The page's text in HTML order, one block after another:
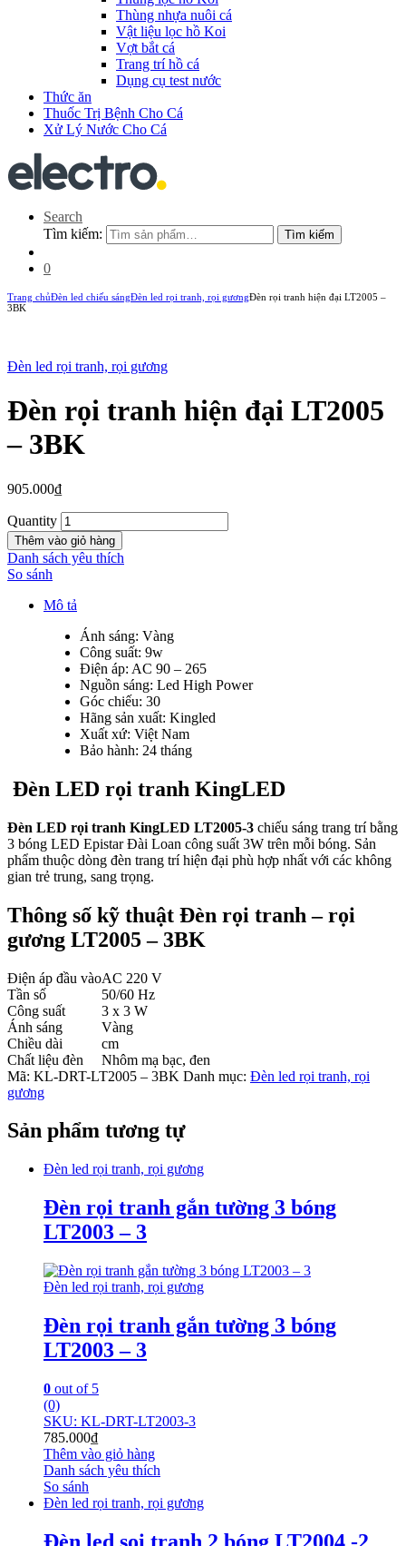
Thùng nhựa nuôi cá
Vật liệu lọc hồ Koi
Vợt bắt cá
Trang trí hồ cá
Dụng cụ test nước
Thức ăn
Thuốc Trị Bệnh Cho Cá
Xử Lý Nước Cho Cá
Search
Tìm kiếm:
Tìm kiếm
0
Trang chủĐèn led chiếu sángĐèn led rọi tranh, rọi gươngĐèn rọi tranh hiện đại LT2005 –
3BK
New
Đèn led rọi tranh, rọi gương
Đèn rọi tranh hiện đại LT2005
– 3BK
905.000₫
Quantity
Thêm vào giỏ hàng
Danh sách yêu thích
So sánh
Mô tả
Ánh sáng: Vàng
Công suất: 9w
Điện áp: AC 90 – 265
Nguồn sáng: Led High Power
Góc chiếu: 30
Hãng sản xuất: Kingled
Xuất xứ: Việt Nam
Bảo hành: 24 tháng
Đèn LED rọi tranh KingLED
Đèn LED rọi tranh KingLED LT2005-3 chiếu sáng trang trí bằng
3 bóng LED Epistar Đài Loan công suất 3W trên mỗi bóng. Sản
phẩm thuộc dòng đèn trang trí hiện đại phù hợp nhất với các không
gian trẻ trung, sang trọng.
Thông số kỹ thuật Đèn rọi tranh – rọi
gương LT2005 – 3BK
Điện áp đầu vàoAC 220 V
Tần số
50/60 Hz
Công suất
3 x 3 W
Ánh sáng
Vàng
Chiều dài
cm
Chất liệu đèn
Nhôm mạ bạc, đen
Mã: KL-DRT-LT2005 – 3BK Danh mục: Đèn led rọi tranh, rọi
gương
Sản phẩm tương tự
Đèn led rọi tranh, rọi gương
Đèn rọi tranh gắn tường 3 bóng
LT2003 – 3
Đèn led rọi tranh, rọi gương
Đèn rọi tranh gắn tường 3 bóng
LT2003 – 3
0 out of 5
(0)
SKU: KL-DRT-LT2003-3
785.000₫
Thêm vào giỏ hàng
Danh sách yêu thích
So sánh
Đèn led rọi tranh, rọi gương